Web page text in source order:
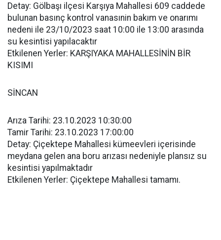
Detay: Gölbaşı ilçesi Karşıya Mahallesi 609 caddede
bulunan basınç kontrol vanasınin bakım ve onarımı
nedeni ile 23/10/2023 saat 10:00 ile 13:00 arasında
su kesintisi yapılacaktır
Etkilenen Yerler: KARŞIYAKA MAHALLESİNİN BİR
KISIMI
SİNCAN
Arıza Tarihi: 23.10.2023 10:30:00
Tamir Tarihi: 23.10.2023 17:00:00
Detay: Çiçektepe Mahallesi kümeevleri içerisinde
meydana gelen ana boru arızası nedeniyle plansız su
kesintisi yapılmaktadır
Etkilenen Yerler: Çiçektepe Mahallesi tamamı.